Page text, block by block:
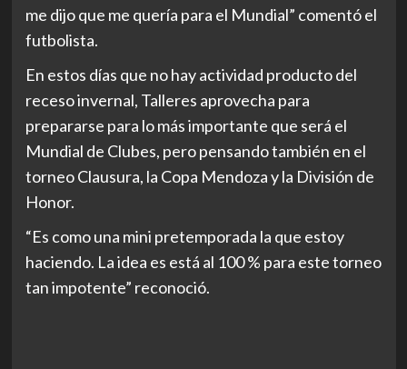
me dijo que me quería para el Mundial” comentó el
futbolista.
En estos días que no hay actividad producto del
receso invernal, Talleres aprovecha para
prepararse para lo más importante que será el
Mundial de Clubes, pero pensando también en el
torneo Clausura, la Copa Mendoza y la División de
Honor.
“Es como una mini pretemporada la que estoy
haciendo. La idea es está al 100 % para este torneo
tan impotente” reconoció.